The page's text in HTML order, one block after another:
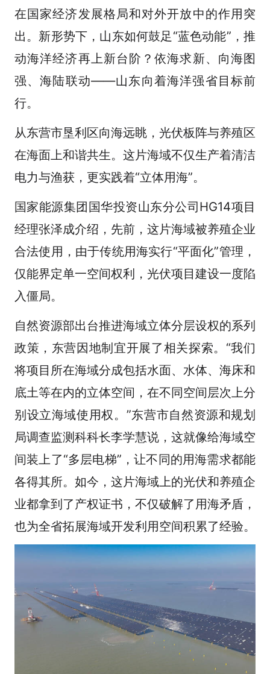
在国家经济发展格局和对外开放中的作用突
出。新形势下，山东如何鼓足“蓝色动能”，推
动海洋经济再上新台阶？依海求新、向海图
强、海陆联动——山东向着海洋强省目标前
行。
从东营市垦利区向海远眺，光伏板阵与养殖区
在海面上和谐共生。这片海域不仅生产着清洁
电力与渔获，更实践着“立体用海”。
国家能源集团国华投资山东分公司HG14项目
经理张泽成介绍，先前，这片海域被养殖企业
合法使用，由于传统用海实行“平面化”管理，
仅能界定单一空间权利，光伏项目建设一度陷
入僵局。
自然资源部出台推进海域立体分层设权的系列
政策，东营因地制宜开展了相关探索。“我们
将项目所在海域分成包括水面、水体、海床和
底土等在内的立体空间，在不同空间层次上分
别设立海域使用权。”东营市自然资源和规划
局调查监测科科长李学慧说，这就像给海域空
间装上了“多层电梯”，让不同的用海需求都能
各得其所。如今，这片海域上的光伏和养殖企
业都拿到了产权证书，不仅破解了用海矛盾，
也为全省拓展海域开发利用空间积累了经验。